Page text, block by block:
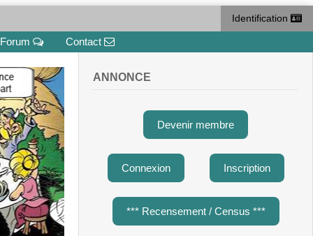
Identification
Forum Contact
ANNONCE
Devenir membre
Connexion Inscription
*** Recensement / Census ***